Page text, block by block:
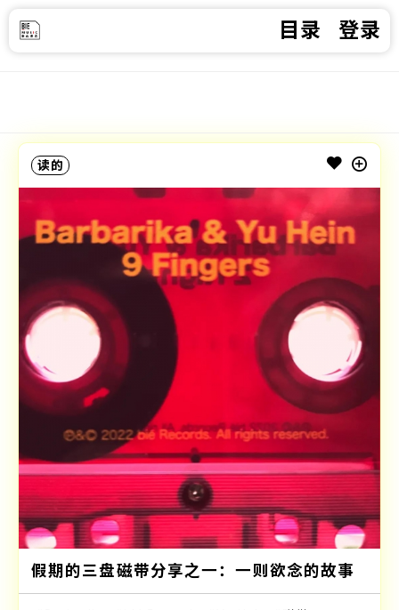
目录 登录
读的
假期的三盘磁带分享之一：一则欲念的故事